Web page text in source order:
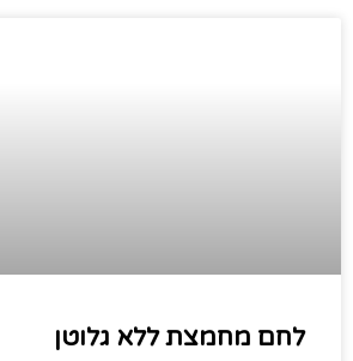
לחם מחמצת ללא גלוטן